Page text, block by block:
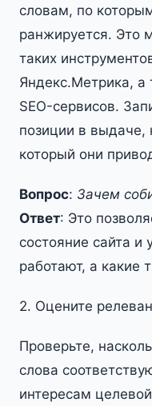
словам, по
ранжируется. Это
таких
Яндекс.Метрика, а
SEO-сервисов.
позиции в выдаче,
который они
Вопрос: Зачем
Ответ: Это
состояние сайта и
работают, а какие
2. Оцените
Проверьте,
слова
интересам